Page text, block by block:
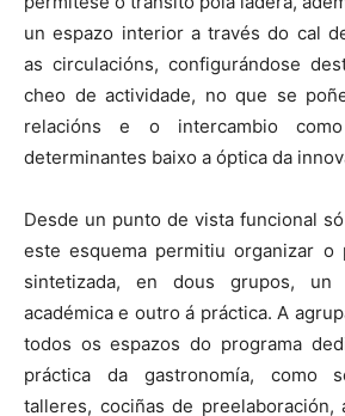
un espazo interior a través do cal
as circulacións, configurándose
cheo de actividade, no que se
relacións e o intercambio
determinantes baixo a óptica da
Desde un punto de vista funcional
este esquema permitiu organizar o
sintetizada, en dous grupos, un
académica e outro á práctica. A
todos os espazos do programa
práctica da gastronomía, como
talleres, cociñas de preelaboración,